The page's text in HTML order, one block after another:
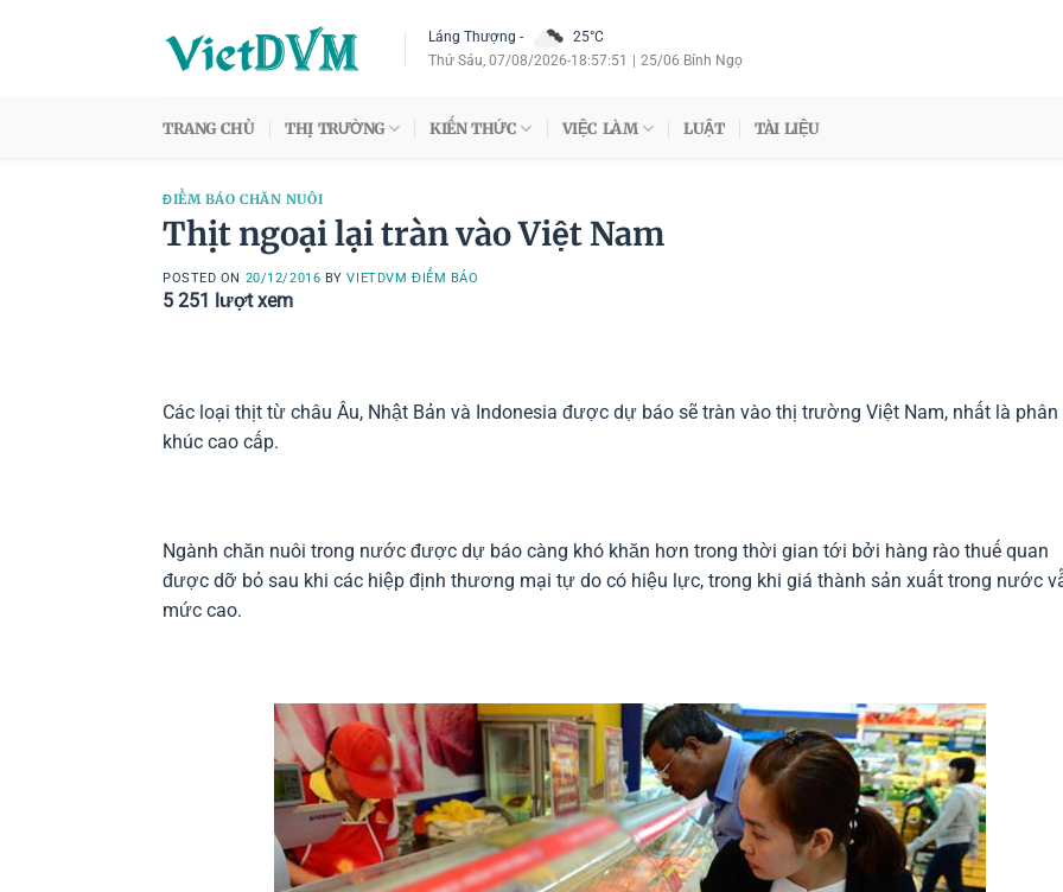
Láng Thượng -
25°C
Thứ Sáu, 07/08/2026-18:57:52 25/06 Bính Ngọ
TRANG CHỦ THỊ TRƯỜNG KIẾN THỨC VIỆC LÀM LUẬT TÀI LIỆU
ĐIỂM BÁO CHĂN NUÔI
Thịt ngoại lại tràn vào Việt Nam
POSTED ON 20/12/2016 BYVIETDVM ĐIỂM BÁO
5 251 lượt xem
Các loại thịt từ châu Âu, Nhật Bản và Indonesia được dự báo sẽ tràn vào thị trường Việt Nam, nhất là phân
khúc cao cấp.
Ngành chăn nuôi trong nước được dự báo càng khó khăn hơn trong thời gian tới bởi hàng rào thuế quan
được dỡ bỏ sau khi các hiệp định thương mại tự do có hiệu lực, trong khi giá thành sản xuất trong nước
mức cao.